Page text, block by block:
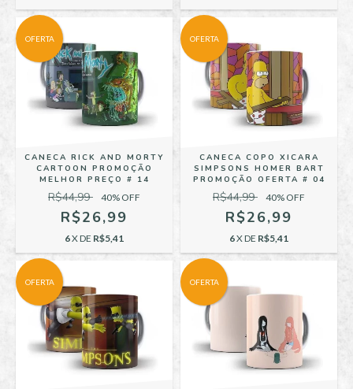
OFERTA
CANECA RICK AND MORTY
CARTOON PROMOÇÃO
MELHOR PREÇO # 14
R$44,99 40% OFF
R$26,99
6X DE R$5,41
OFERTA
CANECA COPO XICARA
SIMPSONS HOMER BART
PROMOÇÃO OFERTA # 04
R$44,99 40% OFF
R$26,99
6X DE R$5,41
OFERTA OFERTA